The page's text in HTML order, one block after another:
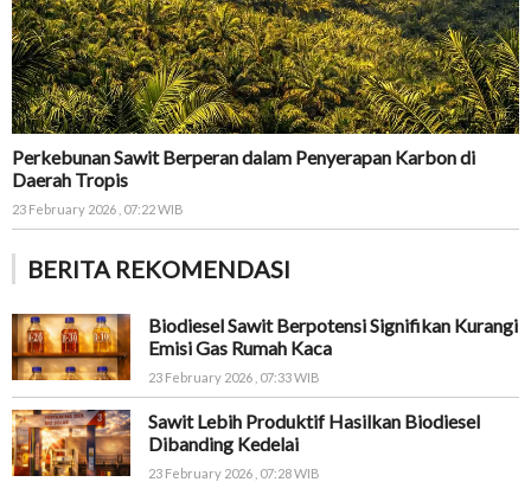
Perkebunan Sawit Berperan dalam Penyerapan Karbon di
Daerah Tropis
23 February 2026 , 07:22 WIB
BERITA REKOMENDASI
Biodiesel Sawit Berpotensi Signifikan Kurangi
Emisi Gas Rumah Kaca
23 February 2026 , 07:33 WIB
Sawit Lebih Produktif Hasilkan Biodiesel
Dibanding Kedelai
23 February 2026 , 07:28 WIB